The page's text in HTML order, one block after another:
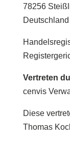
78256
Deutschland
Vertreten
cenvis
Diese
Thomas